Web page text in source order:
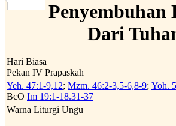
Penyembuhan
Dari
Hari Biasa
Pekan IV Prapaskah
Yeh. 47:1-9,12; Mzm. 46:2-3,5-6,8-9; Yoh.
BcO Im 19:1-18.31-37
Warna Liturgi Ungu